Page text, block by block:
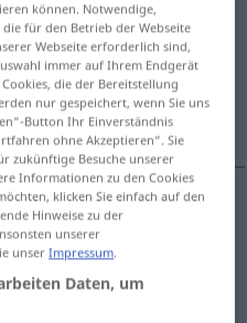
anklicken/antippen)
können. Notwendige,
für den Betrieb der Webseite
Webseite erforderlich sind,
immer auf Ihrem Endgerät
die der Bereitstellung
nur gespeichert, wenn Sie uns
Button Ihr Einverständnis
ohne Akzeptieren“. Sie
zukünftige Besuche unserer
Informationen zu den Cookies
klicken Sie einfach auf den
Hinweise zu der
unserer
unserImpressum.
Daten, um